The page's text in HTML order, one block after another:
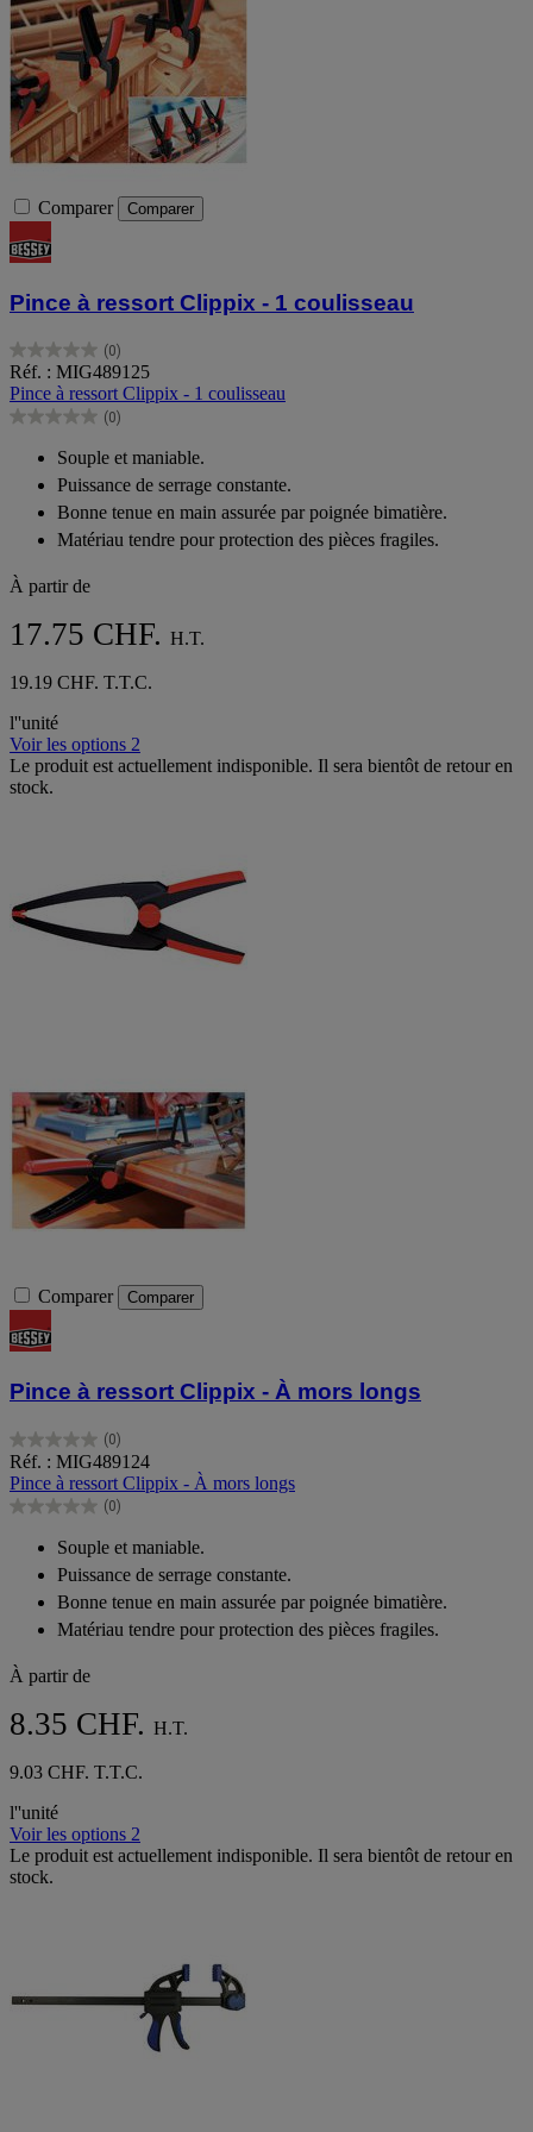
Comparer Comparer
Pince à ressort Clippix - 1 coulisseau
(0)
0.0
sur
5
étoiles.
Réf. : MIG489125
Pince à ressort Clippix - 1 coulisseau
(0)
0.0
étoiles.
Souple et maniable.
Puissance de serrage constante.
Bonne tenue en main assurée par poignée bimatière.
Matériau tendre pour protection des pièces fragiles.
À partir de
17.75 CHF. H.T.
19.19 CHF. T.T.C.
l''unité
Voir les options 2
Le produit est actuellement indisponible. Il sera bientôt de retour en
stock.
Comparer Comparer
Pince à ressort Clippix - À mors longs
(0)
0.0
sur
5
étoiles.
Réf. : MIG489124
Pince à ressort Clippix - À mors longs
(0)
0.0
étoiles.
Souple et maniable.
Puissance de serrage constante.
Bonne tenue en main assurée par poignée bimatière.
Matériau tendre pour protection des pièces fragiles.
À partir de
8.35 CHF. H.T.
9.03 CHF. T.T.C.
l''unité
Voir les options 2
Le produit est actuellement indisponible. Il sera bientôt de retour en
stock.